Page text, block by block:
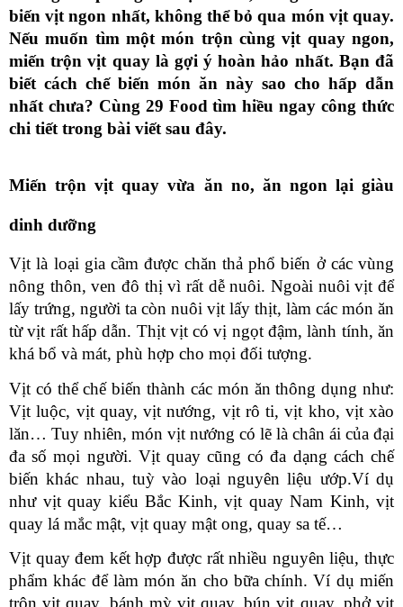
biến vịt ngon nhất, không thể bỏ qua món vịt quay.
miến trộn vịt quay là gợi ý hoàn hảo nhất. Bạn đã
biết cách chế biến món ăn này sao cho hấp dẫn
nhất chưa? Cùng 29 Food tìm hiều ngay công thức
chi tiết trong bài viết sau đây.
Miến trộn vịt quay vừa ăn no, ăn ngon lại giàu
dinh dưỡng
Vịt là loại gia cầm được chăn thả phổ biến ở các vùng
nông thôn, ven đô thị vì rất dễ nuôi. Ngoài nuôi vịt để
lấy trứng, người ta còn nuôi vịt lấy thịt, làm các món ăn
từ vịt rất hấp dẫn. Thịt vịt có vị ngọt đậm, lành tính, ăn
khá bổ và mát, phù hợp cho mọi đối tượng.
Vịt có thể chế biến thành các món ăn thông dụng như:
Vịt luộc, vịt quay, vịt nướng, vịt rô ti, vịt kho, vịt xào
lăn… Tuy nhiên, món vịt nướng có lẽ là chân ái của đại
đa số mọi người. Vịt quay cũng có đa dạng cách chế
biến khác nhau, tuỳ vào loại nguyên liệu ướp.Ví dụ
như vịt quay kiểu Bắc Kinh, vịt quay Nam Kinh, vịt
quay lá mắc mật, vịt quay mật ong, quay sa tế…
Vịt quay đem kết hợp được rất nhiều nguyên liệu, thực
phẩm khác để làm món ăn cho bữa chính. Ví dụ miến
trộn vịt quay, bánh mỳ vịt quay, bún vịt quay, phở vịt